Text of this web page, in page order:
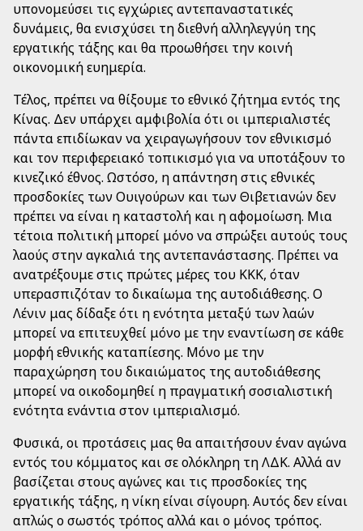
υπονομεύσει τις εγχώριες αντεπαναστατικές
δυνάμεις, θα ενισχύσει τη διεθνή αλληλεγγύη της
εργατικής τάξης και θα προωθήσει την κοινή
οικονομική ευημερία.
Τέλος, πρέπει να θίξουμε το εθνικό ζήτημα εντός της
Κίνας. Δεν υπάρχει αμφιβολία ότι οι ιμπεριαλιστές
πάντα επιδίωκαν να χειραγωγήσουν τον εθνικισμό
και τον περιφερειακό τοπικισμό για να υποτάξουν το
κινεζικό έθνος. Ωστόσο, η απάντηση στις εθνικές
προσδοκίες των Ουιγούρων και των Θιβετιανών δεν
πρέπει να είναι η καταστολή και η αφομοίωση. Μια
τέτοια πολιτική μπορεί μόνο να σπρώξει αυτούς τους
λαούς στην αγκαλιά της αντεπανάστασης. Πρέπει να
ανατρέξουμε στις πρώτες μέρες του ΚΚΚ, όταν
υπερασπιζόταν το δικαίωμα της αυτοδιάθεσης. Ο
Λένιν μας δίδαξε ότι η ενότητα μεταξύ των λαών
μπορεί να επιτευχθεί μόνο με την εναντίωση σε κάθε
μορφή εθνικής καταπίεσης. Μόνο με την
παραχώρηση του δικαιώματος της αυτοδιάθεσης
μπορεί να οικοδομηθεί η πραγματική σοσιαλιστική
ενότητα ενάντια στον ιμπεριαλισμό.
Φυσικά, οι προτάσεις μας θα απαιτήσουν έναν αγώνα
εντός του κόμματος και σε ολόκληρη τη ΛΔΚ. Αλλά αν
βασίζεται στους αγώνες και τις προσδοκίες της
εργατικής τάξης, η νίκη είναι σίγουρη. Αυτός δεν είναι
απλώς ο σωστός τρόπος αλλά και ο μόνος τρόπος.